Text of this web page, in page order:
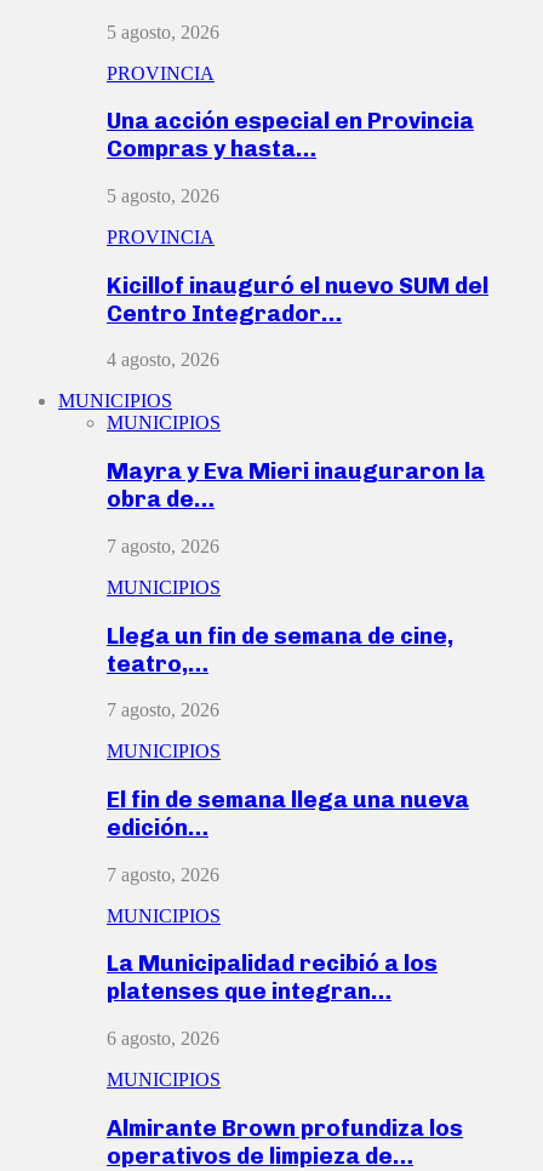
5 agosto, 2026
PROVINCIA
Una acción especial en Provincia
Compras y hasta…
5 agosto, 2026
PROVINCIA
Kicillof inauguró el nuevo SUM del
Centro Integrador…
4 agosto, 2026
MUNICIPIOS
MUNICIPIOS
Mayra y Eva Mieri inauguraron la
obra de…
7 agosto, 2026
MUNICIPIOS
Llega un fin de semana de cine,
teatro,…
7 agosto, 2026
MUNICIPIOS
El fin de semana llega una nueva
edición…
7 agosto, 2026
MUNICIPIOS
La Municipalidad recibió a los
platenses que integran…
6 agosto, 2026
MUNICIPIOS
Almirante Brown profundiza los
operativos de limpieza de…